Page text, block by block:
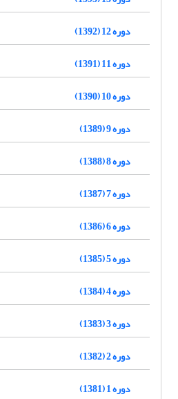
دوره 12 (1392)
دوره 11 (1391)
دوره 10 (1390)
دوره 9 (1389)
دوره 8 (1388)
دوره 7 (1387)
دوره 6 (1386)
دوره 5 (1385)
دوره 4 (1384)
دوره 3 (1383)
دوره 2 (1382)
دوره 1 (1381)